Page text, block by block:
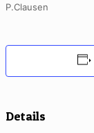
P.Clausen
Details